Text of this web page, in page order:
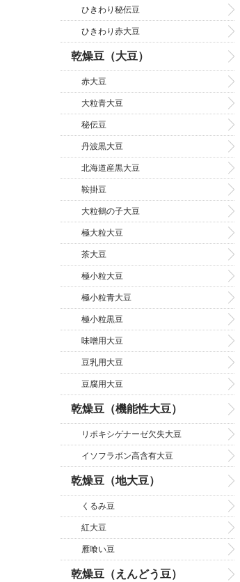
ひきわり秘伝豆
ひきわり赤大豆
乾燥豆（大豆）
赤大豆
大粒青大豆
秘伝豆
丹波黒大豆
北海道産黒大豆
鞍掛豆
大粒鶴の子大豆
極大粒大豆
茶大豆
極小粒大豆
極小粒青大豆
極小粒黒豆
味噌用大豆
豆乳用大豆
豆腐用大豆
乾燥豆（機能性大豆）
リポキシゲナーゼ欠失大豆
イソフラボン高含有大豆
乾燥豆（地大豆）
くるみ豆
紅大豆
雁喰い豆
乾燥豆（えんどう豆）